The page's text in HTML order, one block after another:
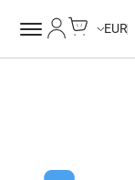
EUR